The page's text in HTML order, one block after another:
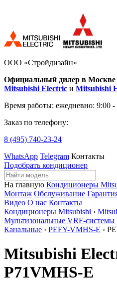
ООО «Стройдизайн»
Официальный дилер в Москве
Mitsubishi Electric и Mitsubishi
Время работы: ежедневно: 9:00 -
Заказ по телефону:
8 (495) 740-23-24
WhatsApp Telegram Контакты
Подобрать кондиционер
На главную Кондиционеры
Монтаж Обслуживание
Видео О нас Контакты
Кондиционеры Mitsubishi ›
Мультизональные VRF-системы
Канальные › PEFY-VMHS-E ›
Mitsubishi
P71VMHS-E